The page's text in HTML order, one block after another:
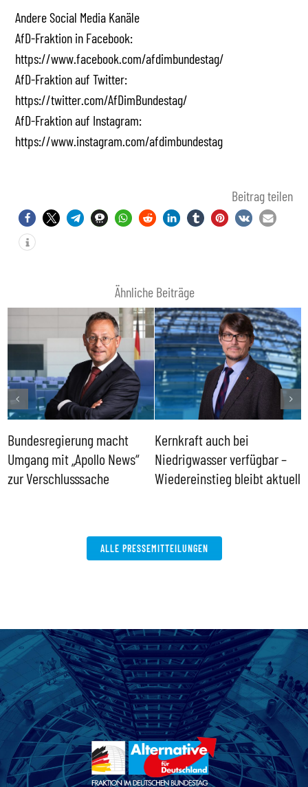
Andere Social Media Kanäle
AfD-Fraktion in Facebook:
https://www.facebook.com/afdimbundestag/
AfD-Fraktion auf Twitter:
https://twitter.com/AfDimBundestag/
AfD-Fraktion auf Instagram:
https://www.instagram.com/afdimbundestag
Beitrag teilen
Ähnliche Beiträge
Bundesregierung macht
Umgang mit „Apollo News“
zur Verschlusssache
Kernkraft auch bei
Niedrigwasser verfügbar –
Wiedereinstieg bleibt aktuell
ALLE PRESSEMITTEILUNGEN